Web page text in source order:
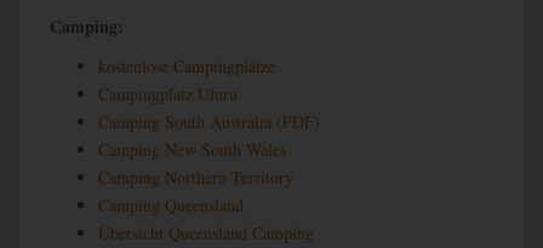
Camping:
kostenlose Campingplätze
Campingplatz Uluru
Camping South Australia (PDF)
Camping New South Wales
Camping Northern Territory
Camping Queensland
Übersicht Queensland Camping